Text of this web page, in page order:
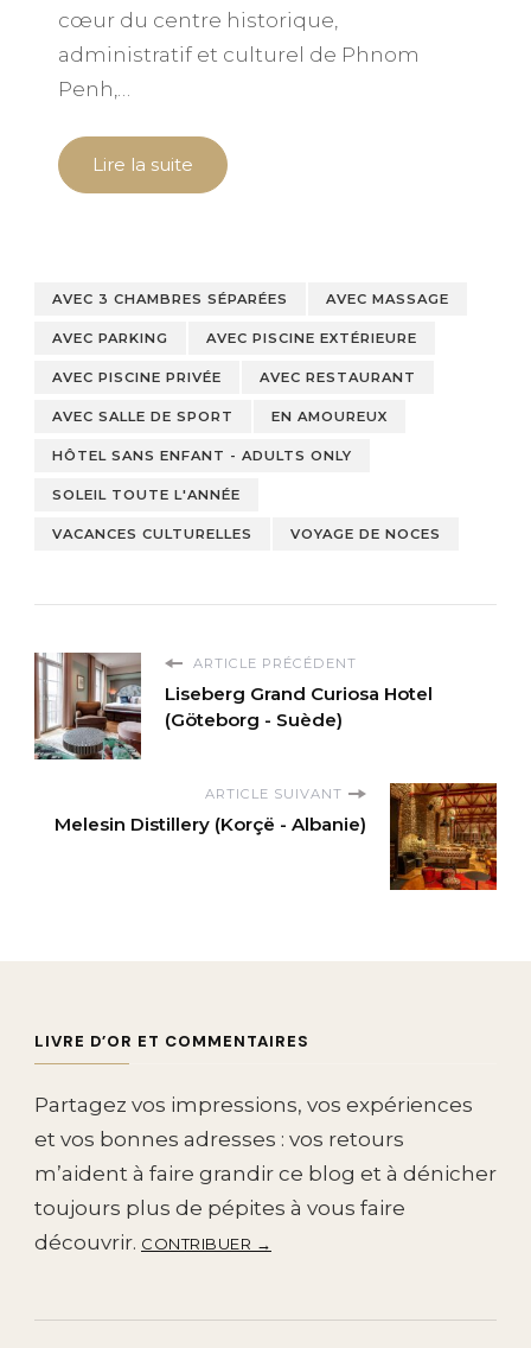
cœur du centre historique,
administratif et culturel de Phnom
Penh,…
Lire la suite
AVEC 3 CHAMBRES SÉPARÉES AVEC MASSAGE
AVEC PARKING AVEC PISCINE EXTÉRIEURE
AVEC PISCINE PRIVÉE AVEC RESTAURANT
AVEC SALLE DE SPORT EN AMOUREUX
HÔTEL SANS ENFANT - ADULTS ONLY
SOLEIL TOUTE L'ANNÉE
VACANCES CULTURELLES VOYAGE DE NOCES
ARTICLE PRÉCÉDENT
Liseberg Grand Curiosa Hotel
(Göteborg - Suède)
ARTICLE SUIVANT
Melesin Distillery (Korçë - Albanie)
LIVRE D’OR ET COMMENTAIRES
Partagez vos impressions, vos expériences
et vos bonnes adresses : vos retours
m’aident à faire grandir ce blog et à dénicher
toujours plus de pépites à vous faire
découvrir. CONTRIBUER →